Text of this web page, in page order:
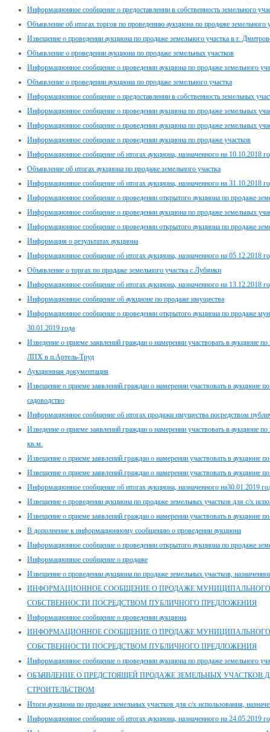
Информационное сообщение о предоставлении в собственность земельного
Объявление об итогах торгов по проведению аукциона по продаже земельного
Извещение о проведении аукциона по продаже земельного участка в г.
Объявление о проведении аукциона по продаже земельных участков
Информационное сообщение о проведении аукциона по продаже земельного
Объявление о проведении аукциона по продаже земельного участка
Информационное сообщение о предоставлении в собственность земельных
Информационное сообщение о проведении аукциона по продаже земельных
Информационное сообщение о проведении аукциона по продаже земельных
Информационное сообщение о проведении аукциона по продаже участков
Информационное сообщение об итогах аукциона, назначенного на 10.10.2018
Объявление об итогах аукциона по продаже земельного участка
Информационное сообщение об итогах аукциона, назначенного на 31.10.2018
Информационное сообщение о проведении открытого аукциона по продаже
Информационное сообщение о проведении аукциона по продаже земельных
Информационное сообщение о проведении открытого аукциона по продаже
Информация о результатах аукциона
Информационное сообщение об итогах аукциона, назначенного на 05.12.2018
Объявление о торгах по продаже земельного участка с.Лубянки
Информационное сообщение об итогах аукциона, назначенного на 13.12.2018
Информационное сообщение об аукционе по продаже имущества
Информационное сообщение о проведении открытого аукциона по продаже
30.01.2019 года
Изведение о приеме заявлений граждан о намерении участвовать в аукционе
ЛПХ в п.Артель-Труд
Аукционная документация
Извещение о приеме заявлений граждан о намерении участвовать в аукционе
садоводство
Информационное сообщение об итогах продажи имущества посредством
Изведение о приеме заявлений граждан о намерении участвовать в аукционе
кв.м.
Извещение о приеме заявлений граждан о намерении участвовать в аукционе
Извещение о приеме заявлений граждан о намерении участвовать в аукционе
Информационное сообщение об итогах аукциона, назначенного на30.01.2019
Извещение о проведении аукциона по продаже земельных участков для с/х
Извещение о приеме заявлений граждан о намерении участвовать в аукционе
В дополнение к информационному сообщению о проведении аукциона
Информационное сообщение о проведении открытого аукциона по продаже
Информационное сообщение о продаже
Извещение о проведении аукциона по продаже земельных участков,
ИНФОРМАЦИОННОЕ СООБЩЕНИЕ О ПРОДАЖЕ
СОБСТВЕННОСТИ ПОСРЕДСТВОМ ПУБЛИЧНОГО ПРЕДЛОЖЕНИЯ
Информационное сообщение о проведении аукциона
ИНФОРМАЦИОННОЕ СООБЩЕНИЕ О ПРОДАЖЕ
СОБСТВЕННОСТИ ПОСРЕДСТВОМ ПУБЛИЧНОГО ПРЕДЛОЖЕНИЯ
Информационное сообщение о проведении аукциона по продаже земельного
ОБЪЯВЛЕНИЕ О ПРЕДСТОЯЩЕЙ ПРОДАЖЕ ЗЕМЕЛЬНЫХ УЧАСТКОВ
СТРОИТЕЛЬСТВОМ
Итоги аукциона по продаже земельных участков для с/х использования,
Информационное сообщение об итогах аукциона, назначенного на 24.05.2019